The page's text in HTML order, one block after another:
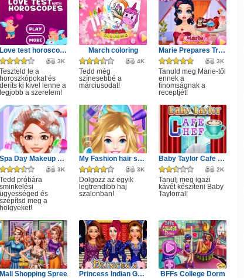
Love test horoscopes
3K
Teszteld le a
horoszkópokat és
deríts ki kivel lenne a
legjobb a szerelem!
March coloring
4K
Tedd még
színesebbé a
márciusodat!
Marie Prepares Treat
3K
Tanuld meg Marie-től
ennek a
finomságnak a
receptjét!
Spa Day Makeup Artist
3K
Tedd próbára
sminkelési
ügyességed és
szépítsd meg a
hölgyeket!
My Fashion hair salon
3K
Dolgozz az egyik
legtrendibb haj
szalonban!
Baby Taylor Cafe Chef
2K
Tanulj meg igazi
kávét készíteni Baby
Taylorral!
Mall Shopping Spree Princess Indian Gala Fashion BFFs College Dorm